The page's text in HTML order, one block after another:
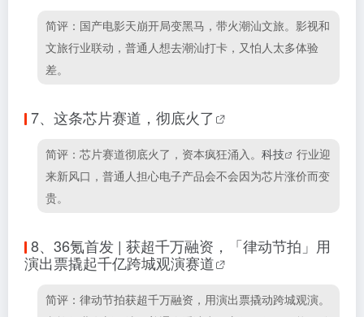
简评：国产电影天崩开局变黑马，带火潮汕文旅。影视和
文旅行业联动，普通人想去潮汕打卡，又怕人太多体验
差。
7、 这条芯片赛道，彻底火了
简评：芯片赛道彻底火了，资本疯狂涌入。 科技
行业迎
来新风口，普通人担心电子产品会不会因为芯片涨价而变
贵。
8、 36氪首发 | 获超千万融资，「律动节拍」用
演出票撬起千亿跨城观演赛道
简评：律动节拍获超千万融资，用演出票撬动跨城观演。